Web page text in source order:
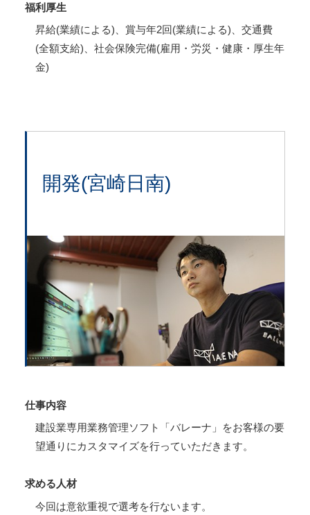
福利厚生
昇給(業績による)、賞与年2回(業績による)、交通費
(全額支給)、社会保険完備(雇用・労災・健康・厚生年
金)
開発(宮崎日南)
仕事内容
建設業専用業務管理ソフト「バレーナ」をお客様の要
望通りにカスタマイズを行っていただきます。
求める人材
今回は意欲重視で選考を行ないます。